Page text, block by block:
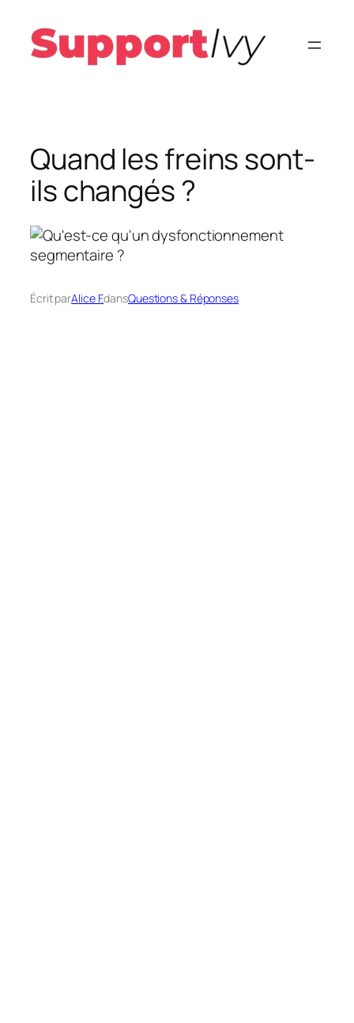
contenu
Quand les freins sont-
ils changés ?
Écrit parAlice F.dansQuestions & Réponses